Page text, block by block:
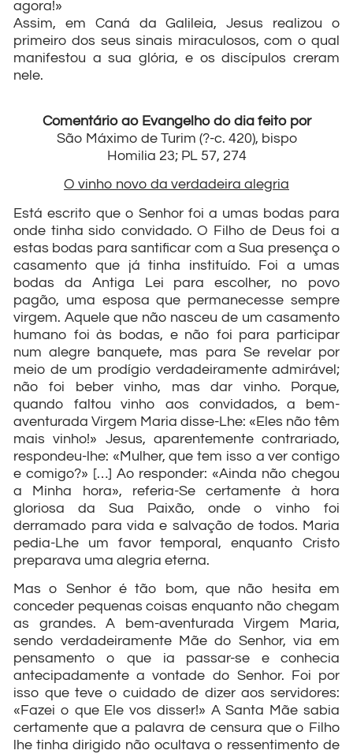
agora!»
Assim, em Caná da Galileia, Jesus realizou o
primeiro dos seus sinais miraculosos, com o qual
manifestou a sua glória, e os discípulos creram
nele.
Comentário ao Evangelho do dia feito por
São Máximo de Turim (?-c. 420), bispo
Homilia 23; PL 57, 274
O vinho novo da verdadeira alegria
Está escrito que o Senhor foi a umas bodas para
onde tinha sido convidado. O Filho de Deus foi a
estas bodas para santificar com a Sua presença o
casamento que já tinha instituído. Foi a umas
bodas da Antiga Lei para escolher, no povo
pagão, uma esposa que permanecesse sempre
virgem. Aquele que não nasceu de um casamento
humano foi às bodas, e não foi para participar
num alegre banquete, mas para Se revelar por
meio de um prodígio verdadeiramente admirável;
não foi beber vinho, mas dar vinho. Porque,
quando faltou vinho aos convidados, a bem-
aventurada Virgem Maria disse-Lhe: «Eles não têm
mais vinho!» Jesus, aparentemente contrariado,
respondeu-lhe: «Mulher, que tem isso a ver contigo
e comigo?» […] Ao responder: «Ainda não chegou
a Minha hora», referia-Se certamente à hora
gloriosa da Sua Paixão, onde o vinho foi
derramado para vida e salvação de todos. Maria
pedia-Lhe um favor temporal, enquanto Cristo
preparava uma alegria eterna.
Mas o Senhor é tão bom, que não hesita em
conceder pequenas coisas enquanto não chegam
as grandes. A bem-aventurada Virgem Maria,
sendo verdadeiramente Mãe do Senhor, via em
pensamento o que ia passar-se e conhecia
antecipadamente a vontade do Senhor. Foi por
isso que teve o cuidado de dizer aos servidores:
«Fazei o que Ele vos disser!» A Santa Mãe sabia
certamente que a palavra de censura que o Filho
lhe tinha dirigido não ocultava o ressentimento de